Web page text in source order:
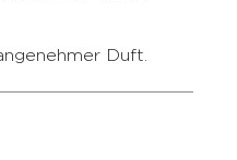
Duft.